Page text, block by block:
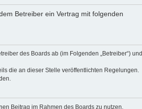
Betreiber ein Vertrag mit folgenden
des Boards ab (im Folgenden „Betreiber“) und
die an dieser Stelle veröffentlichten Regelungen.
Beitrag im Rahmen des Boards zu nutzen.